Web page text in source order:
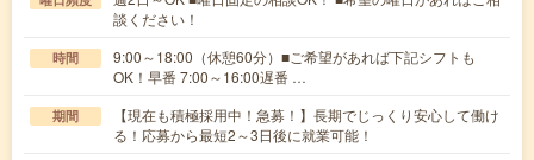
談ください！
時間
9:00～18:00（休憩60分）■ご希望があれば下記シフトも
OK！早番 7:00～16:00遅番 …
期間
【現在も積極採用中！急募！】長期でじっくり安心して働け
る！応募から最短2～3日後に就業可能！